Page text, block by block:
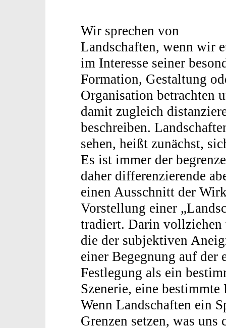
Wir sprechen von
Landschaften, wenn wir
im Interesse seiner
Formation, Gestaltung
Organisation betrachten
damit zugleich
beschreiben.
sehen, heißt zunächst,
Es ist immer der
daher differenzierende
einen Ausschnitt der
Vorstellung einer
tradiert. Darin
die der subjektiven
einer Begegnung auf der
Festlegung als ein
Szenerie, eine
Wenn Landschaften ein
Grenzen setzen, was